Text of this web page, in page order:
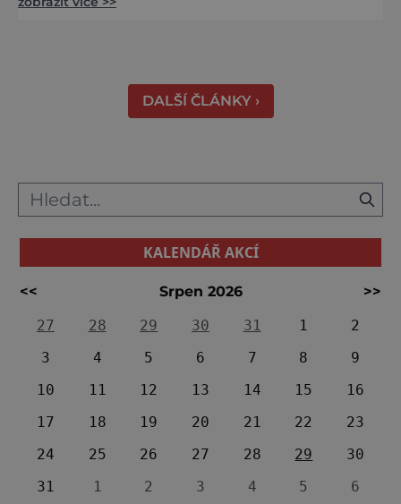
středověku. Národní kulturní památka je
práci tehdejších horníků. [gallery
ids="91631,91630,91632,91633,91634,91635,9
DALŠÍ ČLÁNKY ›
KALENDÁŘ AKCÍ
<< Srpen 2026
>>
27
28 29 30 31 1
2
3
4 5 6 7 8
9
10
11 12 13 14 15
16
17
18 19 20 21 22
23
24
25 26 27 28 29
30
31
1 2 3 4 5 6